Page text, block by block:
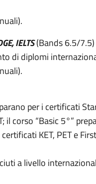
IELTS(Bands 6.5/7.5)
di diplomi
per i certificati
il corso “Basic 5°”
KET, PET e
a livello